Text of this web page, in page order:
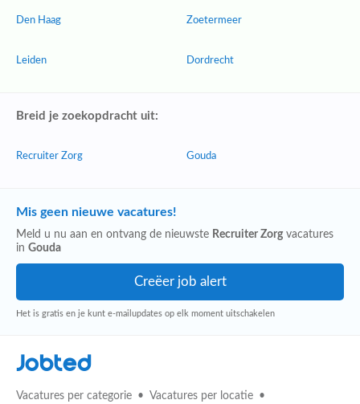
Den Haag
Leiden
Zoetermeer
Dordrecht
Breid je zoekopdracht uit:
Recruiter Zorg Gouda
Mis geen nieuwe vacatures!
Meld u nu aan en ontvang de nieuwste Recruiter Zorgvacatures
in Gouda
Het is gratis en je kunt e-mailupdates op elk moment uitschakelen
Jobted
Vacatures per categorie Vacatures per locatie